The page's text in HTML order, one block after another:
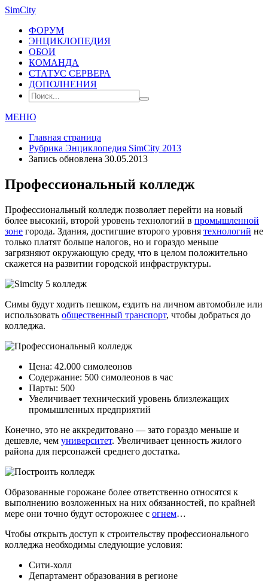
SimCity
ФОРУМ
ЭНЦИКЛОПЕДИЯ
ОБОИ
КОМАНДА
СТАТУС СЕРВЕРА
ДОПОЛНЕНИЯ
МЕНЮ
Главная страница
Рубрика Энциклопедия SimCity 2013
Запись обновлена 30.05.2013
Профессиональный колледж
Профессиональный колледж позволяет перейти на новый
более высокий, второй уровень технологий в промышленной
зоне города. Здания, достигшие второго уровня технологий не
только платят больше налогов, но и гораздо меньше
загрязняют окружающую среду, что в целом положительно
скажется на развитии городской инфраструктуры.
Симы будут ходить пешком, ездить на личном автомобиле или
использовать общественный транспорт, чтобы добраться до
колледжа.
Цена: 42.000 симолеонов
Содержание: 500 симолеонов в час
Парты: 500
Увеличивает технический уровень близлежащих
промышленных предприятий
Конечно, это не аккредитовано — зато гораздо меньше и
дешевле, чем университет. Увеличивает ценность жилого
района для персонажей среднего достатка.
Образованные горожане более ответственно относятся к
выполнению возложенных на них обязанностей, по крайней
мере они точно будут осторожнее с огнем…
Чтобы открыть доступ к строительству профессионального
колледжа необходимы следующие условия:
Сити-холл
Департамент образования в регионе